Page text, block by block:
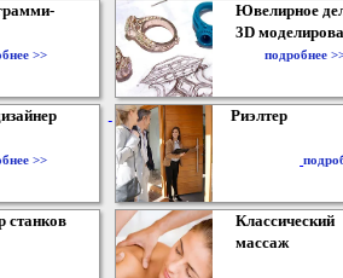
>>
Ювелирное
3D
подробнее
>>
Риэлтер
станков
Классический
массаж